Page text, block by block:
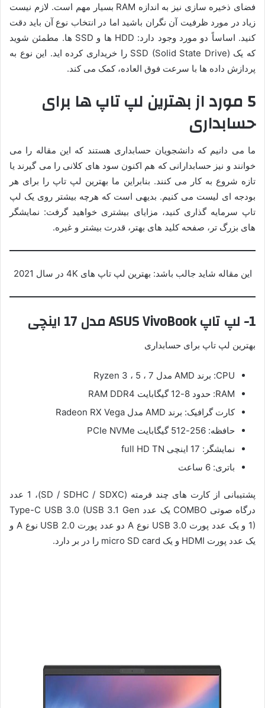
فضای ذخیره سازی نیز به اندازه RAM بسیار مهم است. لازم نیست
زیاد در مورد ظرفیت آن نگران باشید اما در انتخاب نوع آن باید دقت
کنید. اساساً دو مورد وجود دارد: HDD ها و SSD ها. مطمئن شوید
که یک SSD (Solid State Drive) را خریداری کرده اید. این نوع به
پردازش داده ها با سرعت فوق العاده، کمک می کند.
5 مورد از بهترین لپ تاپ ها برای
حسابداری
ما می دانیم که دانشجویان حسابداری هستند که این مقاله را می
خوانند و نیز حسابدارانی که هم اکنون سود های کلانی را می گیرند یا
تازه شروع به کار می کنند. بنابراین ما بهترین لپ تاپ را برای هر
بودجه ای لیست می کنیم. بدیهی است که هرچه بیشتر روی یک لپ
تاپ سرمایه گذاری کنید، مزایای بیشتری خواهید گرفت: نمایشگر
های بزرگ تر، صفحه کلید های بهتر، قدرت بیشتر و غیره.
این مقاله شاید جالب باشد: بهترین لپ تاپ های 4K در سال 2021
1- لپ تاپ ASUS VivoBook مدل 17 اینچی
بهترین لپ تاپ برای حسابداری
CPU: برند AMD مدل Ryzen 3 ، 5 ، 7
RAM: حدود 8-12 گیگابایت RAM DDR4
کارت گرافیک: برند AMD مدل Radeon RX Vega
حافظه: 256-512 گیگابایت PCIe NVMe
نمایشگر: 17 اینچی full HD TN
باتری: 6 ساعت
پشتیبانی از کارت های چند فرمته (SD / SDHC / SDXC)، 1 عدد
درگاه صوتی COMBO یک عدد Type-C USB 3.0 (USB 3.1 Gen
1) و یک عدد پورت USB 3.0 نوع A دو عدد پورت USB 2.0 نوع A و
یک عدد پورت HDMI و یک micro SD card را در بر دارد.